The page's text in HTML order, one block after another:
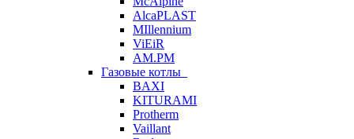
AlcaPLAST
MIllennium
ViEiR
AM.PM
Газовые котлы
BAXI
KITURAMI
Protherm
Vaillant